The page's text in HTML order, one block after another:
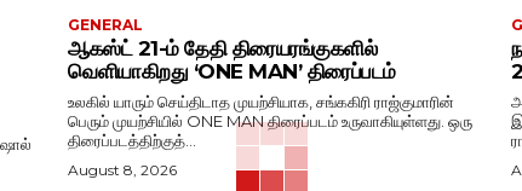
GENERAL
ஆகஸ்ட் 21-ம் தேதி திரையரங்குகளில்
வெளியாகிறது ‘ONE MAN’ திரைப்படம்
உலகில் யாரும் செய்திடாத முயற்சியாக, சங்ககிரி ராஜ்குமாரின்
பெரும் முயற்சியில் ONE MAN திரைப்படம் உருவாகியுள்ளது. ஒரு
திரைப்படத்திற்குத்...
August 8, 2026